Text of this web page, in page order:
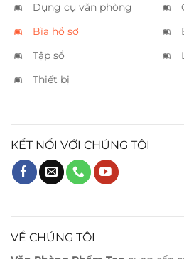
Dụng cụ văn phòng
Bìa hồ sơ
Tập sổ
Thiết bị
KẾT NỐI VỚI CHÚNG TÔI
VỀ CHÚNG TÔI